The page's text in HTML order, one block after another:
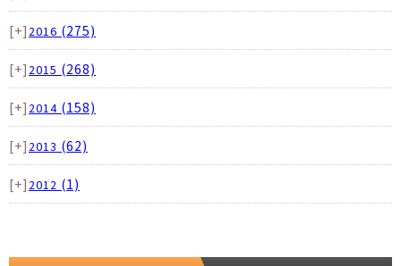
[+] 2016 (275)
[+] 2015 (268)
[+] 2014 (158)
[+] 2013 (62)
[+] 2012 (1)